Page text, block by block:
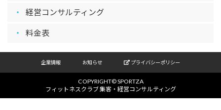
経営コンサルティング
料金表
企業情報 お知らせ プライバシーポリシー
COPYRIGHT©SPORTZA
フィットネスクラブ 集客・経営コンサルティング